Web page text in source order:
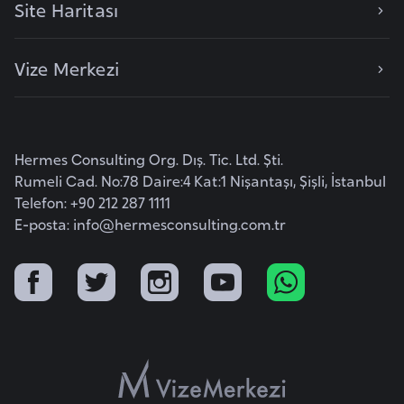
Site Haritası
Vize Merkezi
Hermes Consulting Org. Dış. Tic. Ltd. Şti.
Rumeli Cad. No:78 Daire:4 Kat:1 Nişantaşı, Şişli, İstanbul
Telefon: +90 212 287 1111
E-posta: info@hermesconsulting.com.tr
F
a
d
Ç
e
k
C